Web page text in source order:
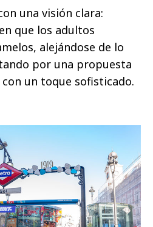
una visión clara:
que los adultos
alejándose de lo
por una propuesta
un toque sofisticado.